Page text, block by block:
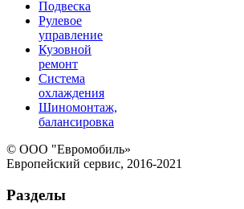
Подвеска
Рулевое
управление
Кузовной
ремонт
Система
охлаждения
Шиномонтаж,
балансировка
© ООО "Евромобиль»
Европейский сервис, 2016-2021
Разделы